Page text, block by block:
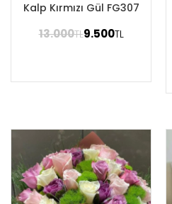
Kalp Kırmızı Gül FG307
13.000TL9.500TL